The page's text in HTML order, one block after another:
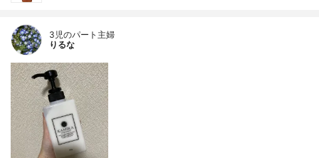
3児のパート主婦
りるな